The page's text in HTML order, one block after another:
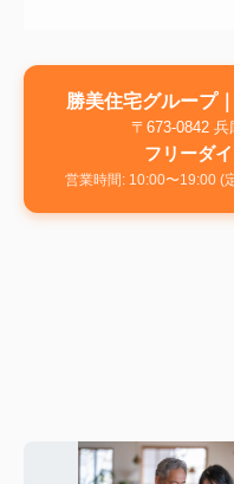
勝美住宅グループ
〒673-0842
フリーダ
営業時間: 10:00〜19:00 (